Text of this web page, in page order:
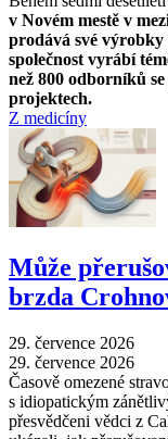
v Novém mestě v
prodává své výrobky
společnost vyrábí
než 800 odborníků
projektech.
Z medicíny
Může
brzda
29. července 2026
29. července 2026
Časově omezené
s idiopatickým
přesvědčeni vědci z